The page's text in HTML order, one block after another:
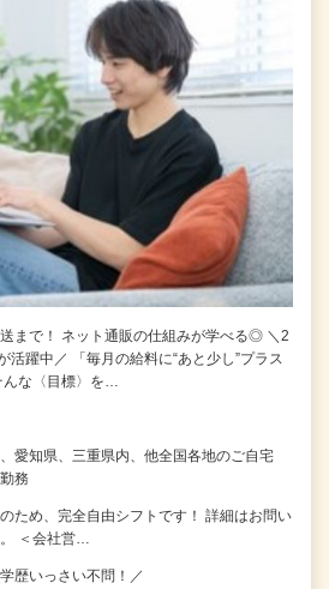
まで！ ネット通販の仕組みが学べる◎ ＼2
活躍中／ 「毎月の給料に“あと少し”プラス
な〈目標〉を…
愛知県、三重県内、他全国各地のご自宅
務
ため、完全自由シフトです！ 詳細はお問い
＜会社営…
歴いっさい不問！／